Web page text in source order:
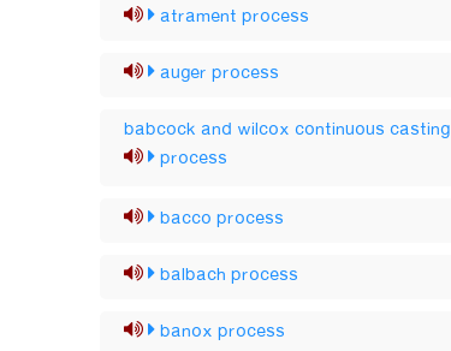
atrament process
auger process
babcock and wilcox continuous casting
process
bacco process
balbach process
banox process